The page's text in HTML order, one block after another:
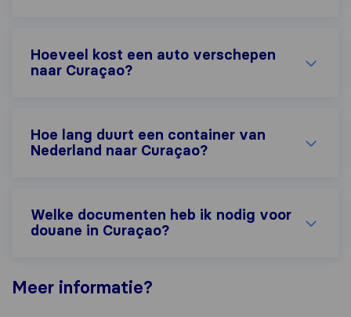
Hoeveel kost een auto verschepen
naar Curaçao?
Hoe lang duurt een container van
Nederland naar Curaçao?
Welke documenten heb ik nodig voor
douane in Curaçao?
Meer informatie?